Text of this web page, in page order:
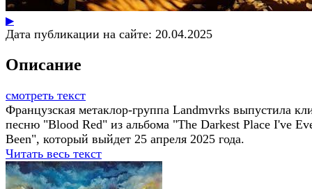
▶
Дата публикации на сайте: 20.04.2025
Описание
смотреть текст
Французская метаклор-группа Landmvrks выпустила
песню "Blood Red" из альбома "The Darkest Place I've
Been", который выйдет 25 апреля 2025 года.
Читать весь текст